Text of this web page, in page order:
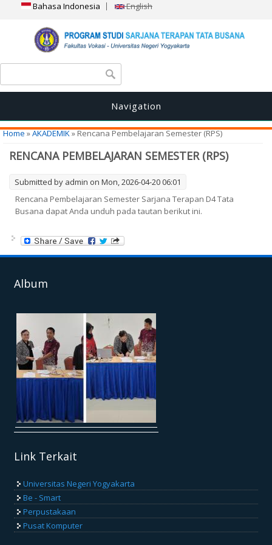
Bahasa Indonesia English
Search form
Navigation
You are here
Home»AKADEMIK» Rencana Pembelajaran Semester (RPS)
RENCANA PEMBELAJARAN SEMESTER (RPS)
Submitted by admin on Mon, 2026-04-20 06:01
Rencana Pembelajaran Semester Sarjana Terapan D4 Tata
Busana dapat Anda unduh pada tautan berikut ini.
Album
Link Terkait
Universitas Negeri Yogyakarta
Be - Smart
Perpustakaan
Pusat Komputer